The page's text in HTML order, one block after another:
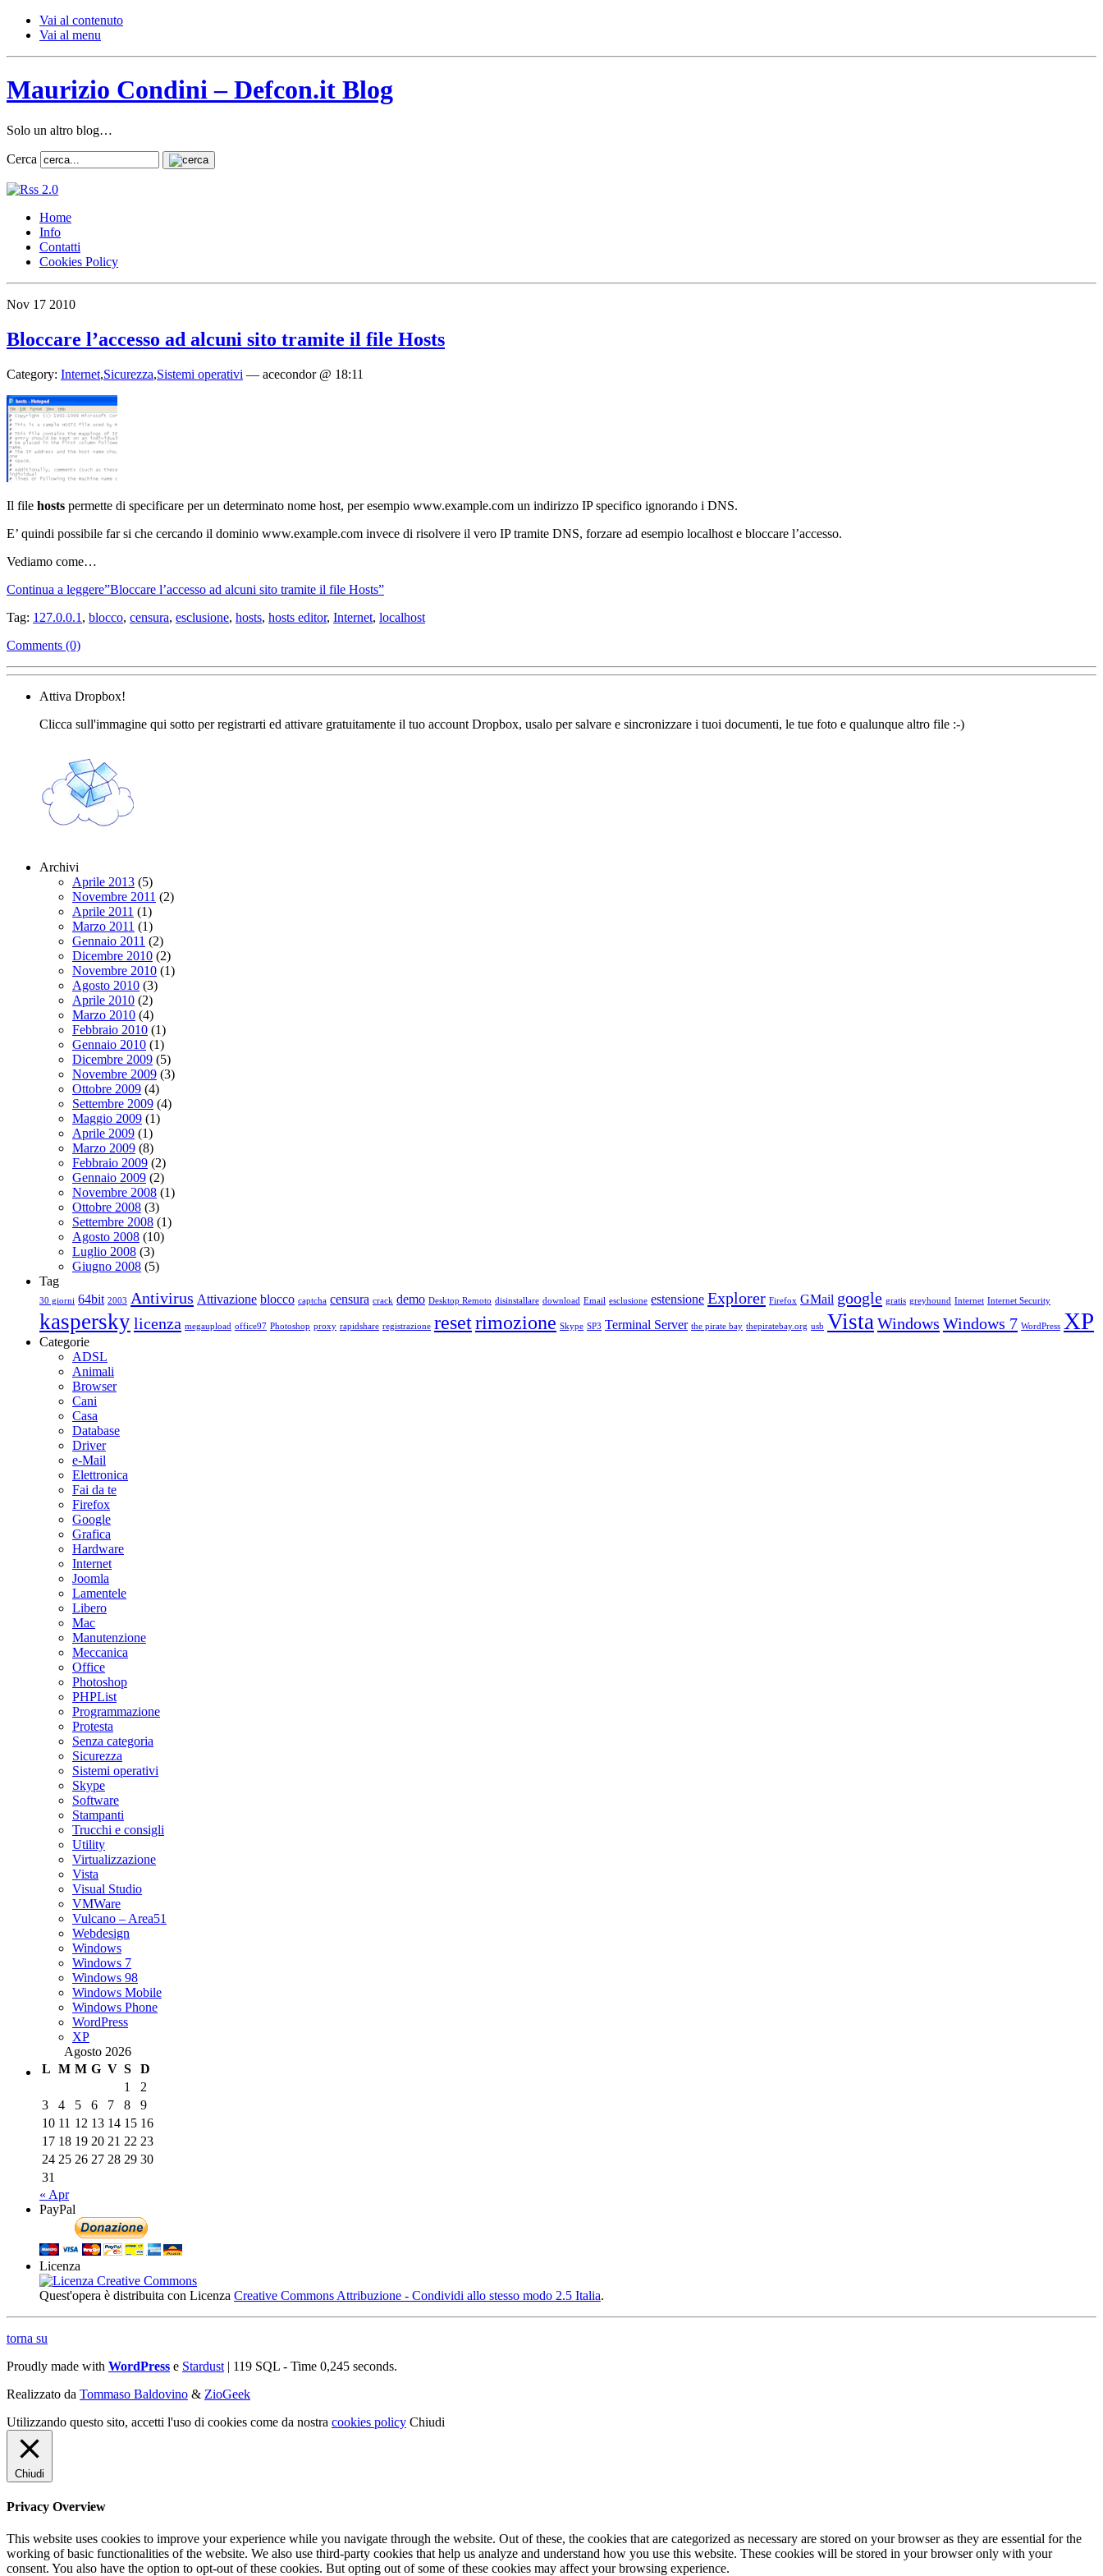
Vai al contenuto
Vai al menu
Maurizio Condini – Defcon.it Blog
Solo un altro blog…
Cerca
Home
Info
Contatti
Cookies Policy
Nov 17 2010
Bloccare l’accesso ad alcuni sito tramite il file Hosts
Category: Internet,Sicurezza,Sistemi operativi — acecondor @ 18:11
Il file hosts permette di specificare per un determinato nome host, per esempio www.example.com un indirizzo IP specifico ignorando i DNS.
E’ quindi possibile far si che cercando il dominio www.example.com invece di risolvere il vero IP tramite DNS, forzare ad esempio localhost e bloccare l’accesso.
Vediamo come…
Continua a leggere”Bloccare l’accesso ad alcuni sito tramite il file Hosts”
Tag: 127.0.0.1 , blocco, censura, esclusione, hosts, hosts editor, Internet, localhost
Comments (0)
Attiva Dropbox!
Clicca sull'immagine qui sotto per registrarti ed attivare gratuitamente il tuo account Dropbox, usalo per salvare e sincronizzare i tuoi documenti, le tue foto e qualunque altro file :-)
Archivi
Aprile 2013 (5)
Novembre 2011 (2)
Aprile 2011 (1)
Marzo 2011 (1)
Gennaio 2011 (2)
Dicembre 2010 (2)
Novembre 2010 (1)
Agosto 2010 (3)
Aprile 2010 (2)
Marzo 2010 (4)
Febbraio 2010 (1)
Gennaio 2010 (1)
Dicembre 2009 (5)
Novembre 2009 (3)
Ottobre 2009 (4)
Settembre 2009 (4)
Maggio 2009 (1)
Aprile 2009 (1)
Marzo 2009 (8)
Febbraio 2009 (2)
Gennaio 2009 (2)
Novembre 2008 (1)
Ottobre 2008 (3)
Settembre 2008 (1)
Agosto 2008 (10)
Luglio 2008 (3)
Giugno 2008 (5)
Tag
30 giorni 64bit 2003 Antivirus Attivazione blocco captcha censura crack demo Desktop Remoto disinstallare download Email esclusione estensione Explorer Firefox GMail google gratis greyhound Internet Internet Security
kasperskylicenza megaupload office97 Photoshop proxy rapidshare registrazione resetrimozione Skype SP3 Terminal Server the pirate bay thepiratebay.org usb Vista Windows Windows 7 WordPress XP
Categorie
ADSL
Animali
Browser
Cani
Casa
Database
Driver
e-Mail
Elettronica
Fai da te
Firefox
Google
Grafica
Hardware
Internet
Joomla
Lamentele
Libero
Mac
Manutenzione
Meccanica
Office
Photoshop
PHPList
Programmazione
Protesta
Senza categoria
Sicurezza
Sistemi operativi
Skype
Software
Stampanti
Trucchi e consigli
Utility
Virtualizzazione
Vista
Visual Studio
VMWare
Vulcano – Area51
Webdesign
Windows
Windows 7
Windows 98
Windows Mobile
Windows Phone
WordPress
XP
Agosto 2026
L M M G V S
D
1
2
3
4 5 6 7 8
9
10 11 12 13 14 15 16
17 18 19 20 21 22 23
24 25 26 27 28 29 30
31
« Apr
PayPal
Licenza
Quest'opera è distribuita con Licenza Creative Commons Attribuzione - Condividi allo stesso modo 2.5 Italia.
torna su
Proudly made with WordPress e Stardust | 119 SQL - Time 0,245 seconds.
Realizzato da Tommaso Baldovino & ZioGeek
Utilizzando questo sito, accetti l'uso di cookies come da nostra cookies policy Chiudi
Chiudi
Privacy Overview
This website uses cookies to improve your experience while you navigate through the website. Out of these, the cookies that are categorized as necessary are stored on your browser as they are essential for the
working of basic functionalities of the website. We also use third-party cookies that help us analyze and understand how you use this website. These cookies will be stored in your browser only with your
consent. You also have the option to opt-out of these cookies. But opting out of some of these cookies may affect your browsing experience.